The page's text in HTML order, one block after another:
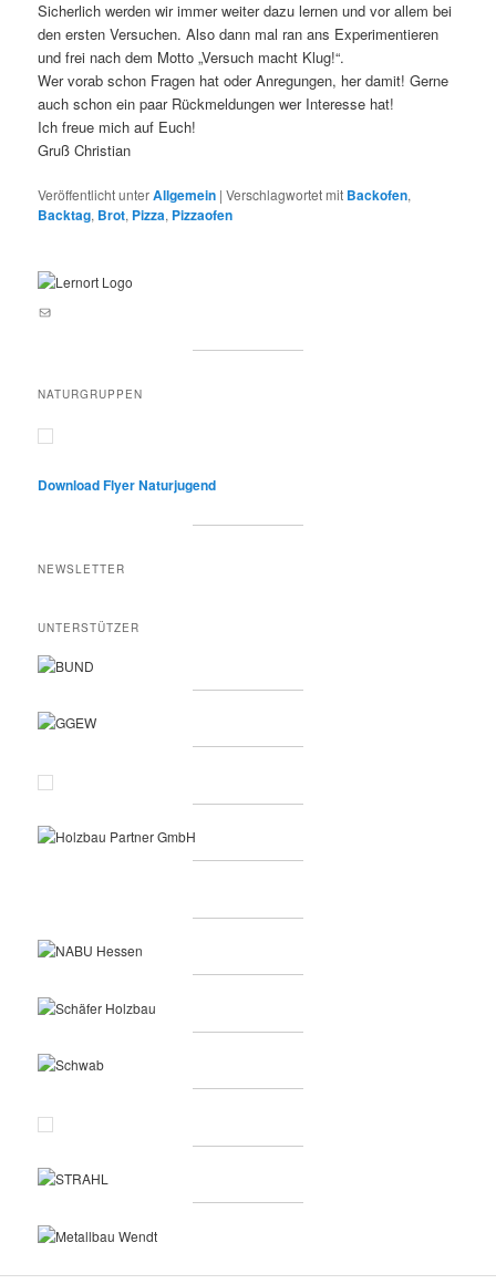
Sicherlich werden wir immer weiter dazu lernen und vor allem bei
den ersten Versuchen. Also dann mal ran ans Experimentieren
und frei nach dem Motto „Versuch macht Klug!“.
Wer vorab schon Fragen hat oder Anregungen, her damit! Gerne
auch schon ein paar Rückmeldungen wer Interesse hat!
Ich freue mich auf Euch!
Gruß Christian
Veröffentlicht unterAllgemein |Verschlagwortet mit Backofen,
Backtag, Brot, Pizza, Pizzaofen
E-Mail an lernortnatur@yahoo.de
NATURGRUPPEN
Download Flyer Naturjugend
NEWSLETTER
UNTERSTÜTZER